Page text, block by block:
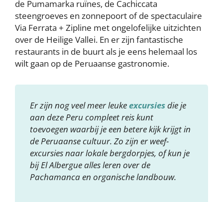
de Pumamarka ruïnes, de Cachiccata
steengroeves en zonnepoort of de spectaculaire
Via Ferrata + Zipline met ongelofelijke uitzichten
over de Heilige Vallei. En er zijn fantastische
restaurants in de buurt als je eens helemaal los
wilt gaan op de Peruaanse gastronomie.
Er zijn nog veel meer leukeexcursiesdie je
aan deze Peru compleet reis kunt
toevoegen waarbij je een betere kijk krijgt in
de Peruaanse cultuur. Zo zijn er weef-
excursies naar lokale bergdorpjes, of kun je
bij El Albergue alles leren over de
Pachamanca en organische landbouw.